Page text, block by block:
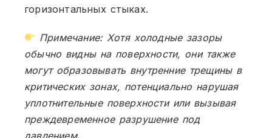
горизонтальных стыках.
Примечание: Хотя холодные зазоры
обычно видны на поверхности, они также
могут образовывать внутренние трещины в
критических зонах, потенциально нарушая
уплотнительные поверхности или вызывая
преждевременное разрушение под
давлением.